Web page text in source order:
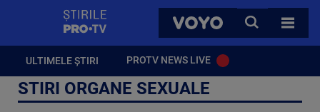
VOYO
CAUTA
TOATE
ULTIMELE ȘTIRI PROTV NEWS LIVE
STIRI ORGANE SEXUALE